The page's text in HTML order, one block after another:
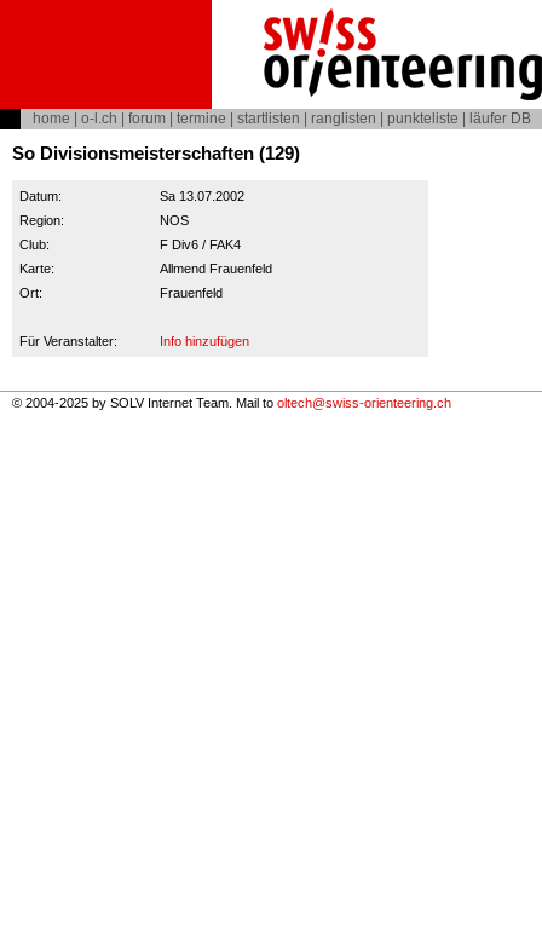
home o-l.ch forum termine startlisten ranglisten punkteliste läufer DB
So Divisionsmeisterschaften (129)
Datum:
Sa 13.07.2002
Region:
NOS
Club:
F Div6 / FAK4
Karte:
Allmend Frauenfeld
Ort:
Frauenfeld
Für Veranstalter: Info hinzufügen
© 2004-2025 by SOLV Internet Team. Mail to oltech@swiss-orienteering.ch